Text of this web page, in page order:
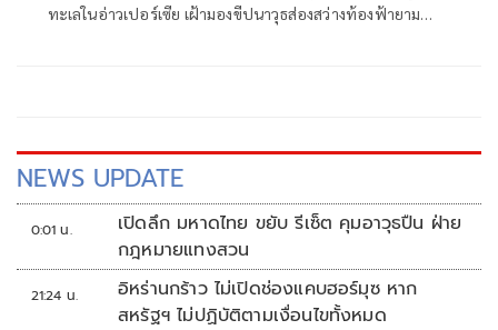
ทะเลในอ่าวเปอร์เซีย เฝ้ามองขีปนาวุธส่องสว่างท้องฟ้ายาม
NEWS UPDATE
0:01 น.
เปิดลึก มหาดไทย ขยับ รีเซ็ต คุมอาวุธปืน ฝ่าย
กฎหมายแทงสวน
21:24 น.
อิหร่านกร้าว ไม่เปิดช่องแคบฮอร์มุซ หาก
สหรัฐฯ ไม่ปฏิบัติตามเงื่อนไขทั้งหมด